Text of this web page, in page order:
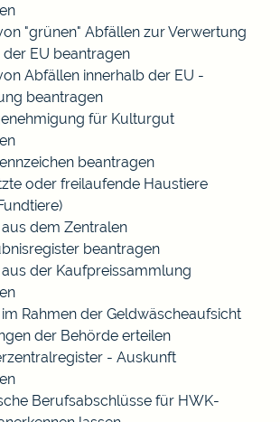
"grünen" Abfällen zur Verwertung
der EU beantragen
Abfällen innerhalb der EU -
beantragen
für Kulturgut
beantragen
oder freilaufende Haustiere
dem Zentralen
beantragen
der Kaufpreissammlung
Rahmen der Geldwäscheaufsicht
der Behörde erteilen
- Auskunft
Berufsabschlüsse für HWK-